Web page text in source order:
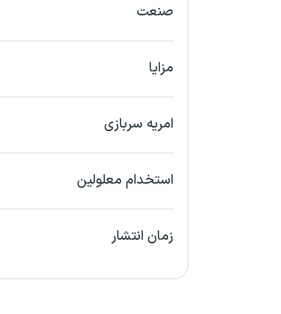
بجنورد
خراسان جنوبی
صنعت
مزایا
امریه سربازی
استخدام معلولین
زمان انتشار